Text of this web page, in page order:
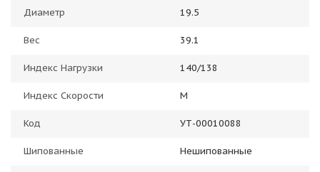
Диаметр 19.5
Вес 39.1
Индекс Нагрузки 140/138
Индекс Скорости M
Код УТ-00010088
Шипованные Нешипованные